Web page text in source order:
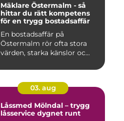
Mäklare Östermalm - så
hittar du rätt kompetens
för en trygg bostadsaffär
En bostadsaffär på
Östermalm rör ofta stora
värden, starka känslor oc...
03. aug
Låssmed Mölndal – trygg
låsservice dygnet runt